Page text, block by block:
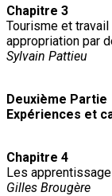
Chapitre 3
Tourisme et
appropriation par
Sylvain Pattieu
Deuxième Partie
Expériences et
Chapitre 4
Les
Gilles Brougère